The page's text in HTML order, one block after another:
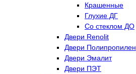
Крашенные
Глухие ДГ
Со стеклом ДО
Двери Renolit
Двери Полипропилен
Двери Эмалит
Двери ПЭТ